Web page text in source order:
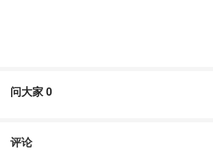
问大家0
评论